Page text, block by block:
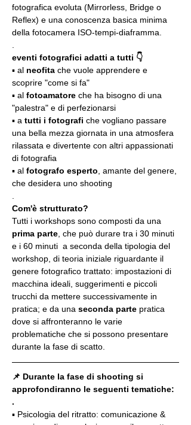
fotografica evoluta (Mirrorless, Bridge o
Reflex) e una conoscenza basica minima
della fotocamera ISO-tempi-diaframma.
eventi fotografici adatti a tutti 👇
▪️ al neofita che vuole apprendere e
scoprire "come si fa"
▪️ al fotoamatore che ha bisogno di una
"palestra" e di perfezionarsi
▪️ a tutti i fotografi che vogliano passare
una bella mezza giornata in una atmosfera
rilassata e divertente con altri appassionati
di fotografia
▪️ al fotografo esperto , amante del genere,
che desidera uno shooting
Com'è strutturato?
Tutti i workshops sono composti da una
prima parte , che può durare tra i 30 minuti
e i 60 minuti  a seconda della tipologia del
workshop, di teoria iniziale riguardante il
genere fotografico trattato: impostazioni di
macchina ideali, suggerimenti e piccoli
trucchi da mettere successivamente in
pratica; e da una seconda parte pratica
dove si affronteranno le varie
problematiche che si possono presentare
durante la fase di scatto.
📌 Durante la fase di shooting si
approfondiranno le seguenti tematiche:
.
▪️ Psicologia del ritratto: comunicazione &